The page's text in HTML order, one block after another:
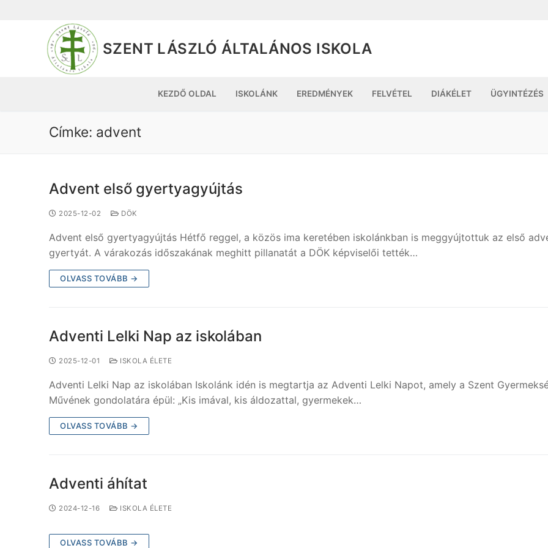
SZENT LÁSZLÓ ÁLTALÁNOS ISKOLA
KEZDŐ OLDAL ISKOLÁNK EREDMÉNYEK FELVÉTEL DIÁKÉLET ÜGYINTÉZÉS
Címke: advent
Advent első gyertyagyújtás
2025-12-02 DÖK
Advent első gyertyagyújtás Hétfő reggel, a közös ima keretében iskolánkban is meggyújtottuk az első
gyertyát. A várakozás időszakának meghitt pillanatát a DÖK képviselői tették…
OLVASS TOVÁBB →
Adventi Lelki Nap az iskolában
2025-12-01 ISKOLA ÉLETE
Adventi Lelki Nap az iskolában Iskolánk idén is megtartja az Adventi Lelki Napot, amely a Szent
Művének gondolatára épül: „Kis imával, kis áldozattal, gyermekek…
OLVASS TOVÁBB →
Adventi áhítat
2024-12-16 ISKOLA ÉLETE
OLVASS TOVÁBB →